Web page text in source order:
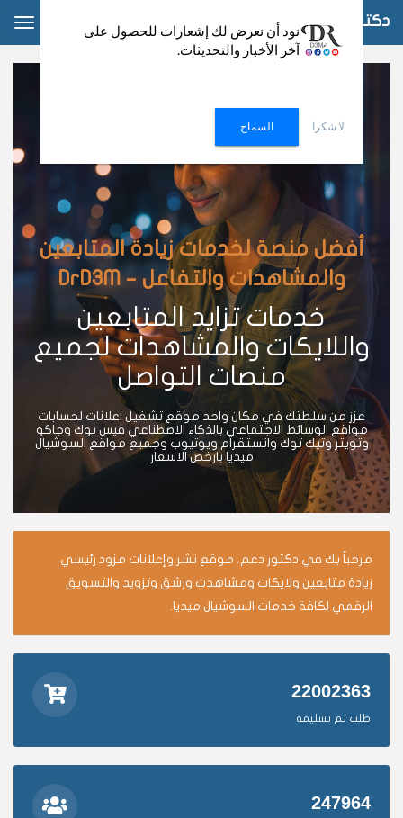
دكتور دعم
أفضل منصة لخدمات زيادة المتابعين
والمشاهدات والتفاعل – DrD3M
خدمات تزايد المتابعين
واللايكات والمشاهدات لجميع
منصات التواصل
عزز من سلطتك في مكان واحد موقع تشغيل اعلانات لحسابات
مواقع الوسائط الاجتماعي بالذكاء الاصطناعي فيس بوك وجاكو
وتويتر وتيك توك وانستقرام ويوتيوب وجميع مواقع السوشيال
ميديا بارخص الاسعار
مرحباً بك في دكتور دعم، موقع نشر وإعلانات مزود رئيسي،
زيادة متابعين ولايكات ومشاهدت ورشق وتزويد والتسويق
الرقمي لكافة خدمات السوشيال ميديا.
22002363
طلب تم تسليمه
247964
نود أن نعرض لك إشعارات للحصول على
آخر الأخبار والتحديثات.
لا شكرا السماح